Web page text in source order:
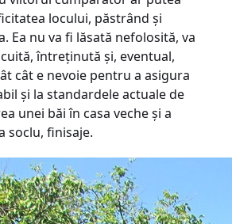
locului, păstrând şi
Ea nu va fi lăsată nefolosită, va
întreţinută şi, eventual,
cât e nevoie pentru a asigura
şi la standardele actuale de
unei băi în casa veche şi a
soclu, finisaje.